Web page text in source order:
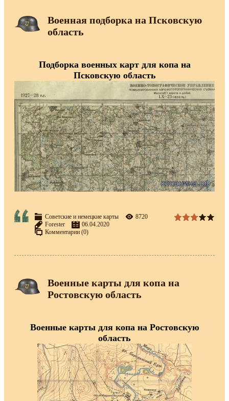
Военная подборка на Псковскую
область
Подборка военных карт для копа на
Псковскую область
Советские и немецкие карты
8720
Forester
06.04.2020
Комментарии (0)
Военные карты для копа на
Ростовскую область
Военные карты для копа на Ростовскую
область